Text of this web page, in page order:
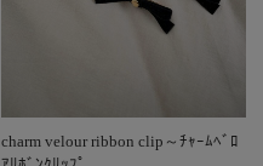
charm velour ribbon clip～ﾁｬｰﾑﾍﾞﾛ